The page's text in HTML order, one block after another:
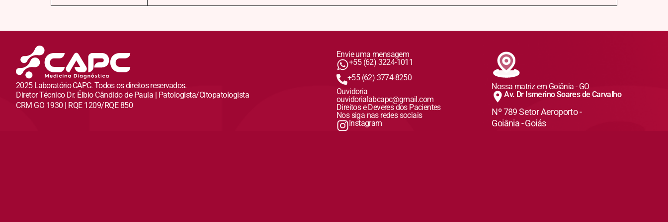
2025 Laboratório CAPC. Todos os direitos reservados.
Diretor Técnico Dr. Élbio Cândido de Paula | Patologista/Citopatologista
CRM GO 1930 | RQE 1209/RQE 850
Envie uma mensagem
+55 (62) 3224-1011
+55 (62) 3774-8250
Ouvidoria
ouvidorialabcapc@gmail.com
Direitos e Deveres dos Pacientes
Nos siga nas redes sociais
Instagram
Nossa matriz em Goiânia - GO
Av. Dr Ismerino Soares de Carvalho
Nº 789 Setor Aeroporto -
Goiânia - Goiás